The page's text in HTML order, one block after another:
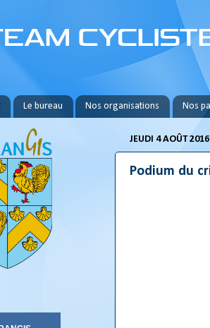
Le bureau Nos organisations Nos
JEUDI 4 AOÛT 2016
Podium du